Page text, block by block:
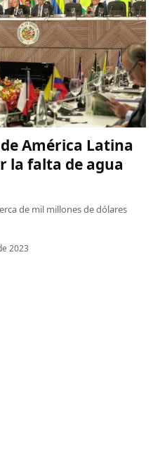
de América Latina
la falta de agua
de mil millones de dólares
2023